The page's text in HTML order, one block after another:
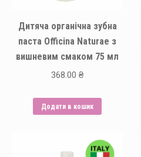
Дитяча органічна зубна
паста Officina Naturae з
вишневим смаком 75 мл
368.00 ₴
Додати в кошик